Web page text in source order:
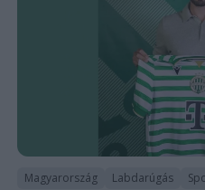
Magyarország Labdarúgás